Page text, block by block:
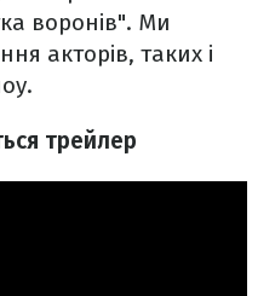
воронів". Ми
акторів, таких і
трейлер